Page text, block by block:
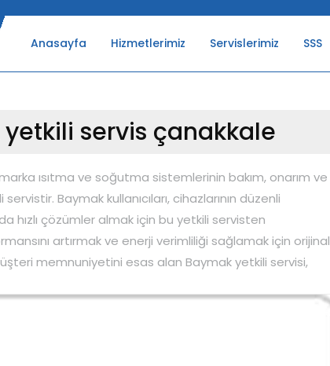
Anasayfa Hizmetlerimiz Servislerimiz SSS
servis çanakkale
ısıtma ve soğutma sistemlerinin bakım, onarım ve
Baymak kullanıcıları, cihazlarının düzenli
hızlı çözümler almak için bu yetkili servisten
artırmak ve enerji verimliliği sağlamak için orijinal
memnuniyetini esas alan Baymak yetkili servisi,